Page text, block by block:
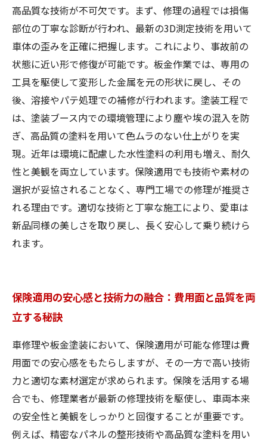
高品質な技術が不可欠です。まず、修理の過程では損傷
部位の丁寧な診断が行われ、最新の3D測定技術を用いて
車体の歪みを正確に把握します。これにより、事故前の
状態に近い形で修復が可能です。板金作業では、専用の
工具を駆使して変形した金属を元の形状に戻し、その
後、溶接やパテ処理での補修が行われます。塗装工程で
は、塗装ブース内での環境管理により塵や埃の混入を防
ぎ、高品質の塗料を用いて色ムラのない仕上がりを実
現。近年は環境に配慮した水性塗料の利用も増え、耐久
性と美観を両立しています。保険適用でも技術や素材の
選択が妥協されることなく、専門工場での修理が推奨さ
れる理由です。適切な技術と丁寧な施工により、愛車は
新品同様の美しさを取り戻し、長く安心して乗り続けら
れます。
保険適用の安心感と技術力の融合：費用面と品質を両
立する秘訣
車修理や板金塗装において、保険適用が可能な修理は費
用面での安心感をもたらしますが、その一方で高い技術
力と適切な素材選定が求められます。保険を活用する場
合でも、修理業者が最新の修理技術を駆使し、車両本来
の安全性と美観をしっかりと回復することが重要です。
例えば、精密なパネルの整形技術や高品質な塗料を用い